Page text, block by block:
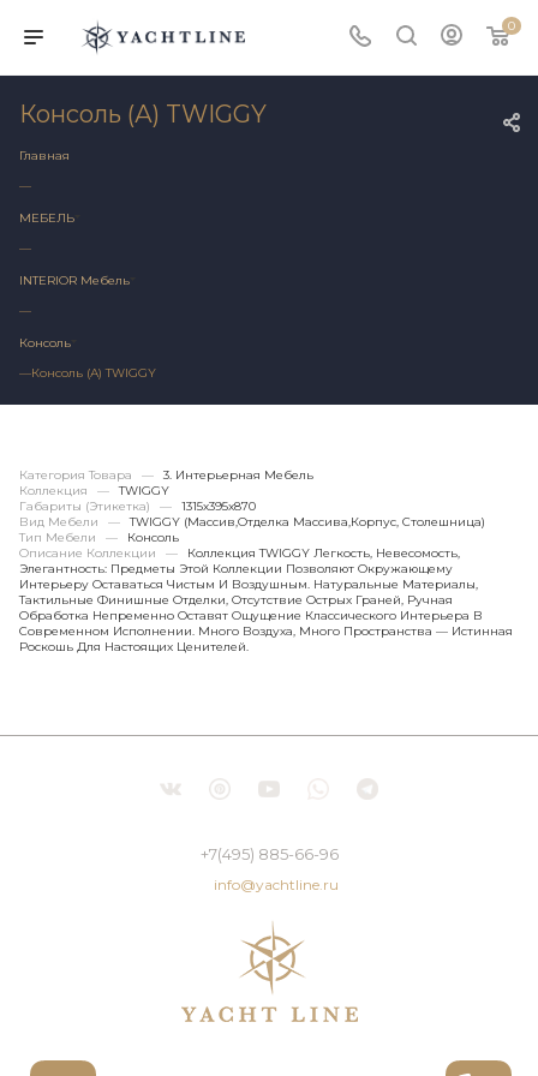
0
Консоль (А) TWIGGY
Главная
—
МЕБЕЛЬ
—
INTERIOR Мебель
—
Консоль
—Консоль (А) TWIGGY
Категория Товара —
3. Интерьерная Мебель
Коллекция
—
TWIGGY
Габариты (этикетка)
—
1315х395x870
Вид Мебели
—
TWIGGY (массив,отделка Массива,корпус, Столешница)
Тип Мебели
—
Консоль
Описание Коллекции
—
Коллекция TWIGGY Легкость, Невесомость,
Элегантность: Предметы Этой Коллекции Позволяют Окружающему
Интерьеру Оставаться Чистым И Воздушным. Натуральные Материалы,
Тактильные Финишные Отделки, Отсутствие Острых Граней, Ручная
Обработка Непременно Оставят Ощущение Классического Интерьера В
Современном Исполнении. Много Воздуха, Много Пространства — Истинная
Роскошь Для Настоящих Ценителей.
+7(495) 885-66-96
info@yachtline.ru